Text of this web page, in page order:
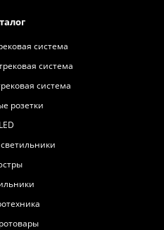
система
система
система
розетки
LED